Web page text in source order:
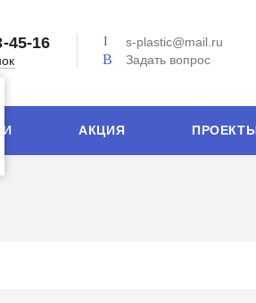
45-16
s-plastic@mail.ru
Задать вопрос
АКЦИЯ ПРОЕКТЫ